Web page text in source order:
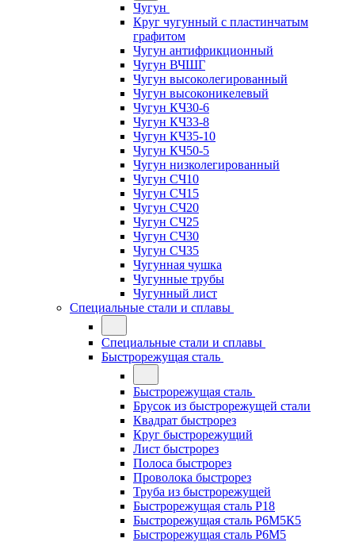
Чугун
Круг чугунный с пластинчатым
графитом
Чугун антифрикционный
Чугун ВЧШГ
Чугун высоколегированный
Чугун высоконикелевый
Чугун КЧ30-6
Чугун КЧ33-8
Чугун КЧ35-10
Чугун КЧ50-5
Чугун низколегированный
Чугун СЧ10
Чугун СЧ15
Чугун СЧ20
Чугун СЧ25
Чугун СЧ30
Чугун СЧ35
Чугунная чушка
Чугунные трубы
Чугунный лист
Специальные стали и сплавы
Специальные стали и сплавы
Быстрорежущая сталь
Быстрорежущая сталь
Брусок из быстрорежущей стали
Квадрат быстрорез
Круг быстрорежущий
Лист быстрорез
Полоса быстрорез
Проволока быстрорез
Труба из быстрорежущей
Быстрорежущая сталь Р18
Быстрорежущая сталь Р6М5К5
Быстрорежущая сталь Р6М5